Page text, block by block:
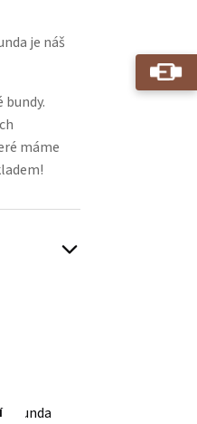
je náš
máme
bunda